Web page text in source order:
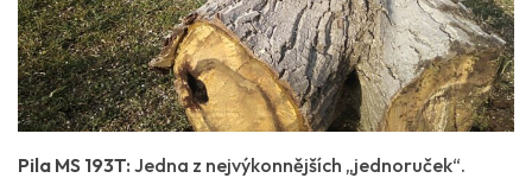
Pila MS 193T: Jedna z nejvýkonnějších „jednoruček“.